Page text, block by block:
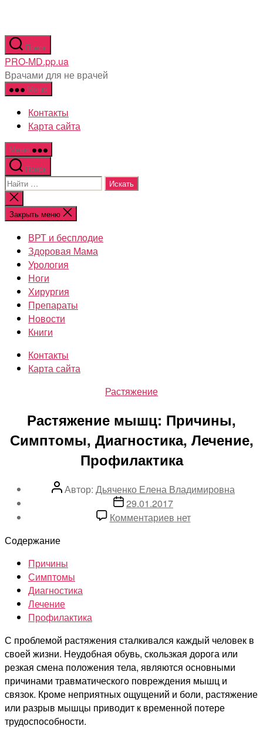
Перейти
к
содержимому
Поиск
PRO-MD.pp.ua
Врачами для не врачей
Меню
Контакты
Карта сайта
Меню
Поиск
Поиск:
Закрыть
поиск
Закрыть меню
ВРТ и бесплодие
Здоровая Мама
Урология
Ноги
Хирургия
Препараты
Новости
Книги
Контакты
Карта сайта
Рубрики
Растяжение
Растяжение мышц: Причины,
Симптомы, Диагностика, Лечение,
Профилактика
АвторАвтор: Дьяченко Елена Владимировна
Дата
записи
29.01.2017
Комментариевкнет
Содержание
Причины
Симптомы
Диагностика
Лечение
Профилактика
С проблемой растяжения сталкивался каждый человек в
своей жизни. Неудобная обувь, скользкая дорога или
резкая смена положения тела, являются основными
причинами травматического повреждения мышц и
связок. Кроме неприятных ощущений и боли, растяжение
или разрыв мышцы приводит к временной потере
трудоспособности.